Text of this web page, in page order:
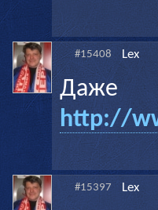
#15408 Lex
http://
#15397 Lex